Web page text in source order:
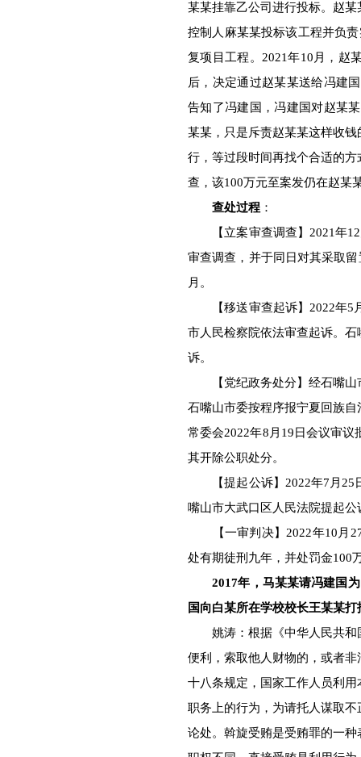
某某挂靠乙公司进行投标。赵
控制人麻某某投标该工程并负
复项目工程。2021年10月，赵
后，决定通过赵某某送给冯建
告知了冯建国，冯建国对赵某
某某，只是斥责赵某某这样收
行，等过段时间再找个合适的
查，该100万元至案发仍在赵某
查处过程 ：
【立案审查调查】2021年12
审查调查，并于同日对其采取
月。
【移送审查起诉】2022年5月
市人民检察院依法审查起诉。
诉。
【党纪政务处分】经石嘴山
石嘴山市委按程序报宁夏回族
常委会2022年8月19日会议审
其开除公职处分。
【提起公诉】2022年7月25
嘴山市大武口区人民法院提起公
【一审判决】2022年10月27
处有期徒刑九年，并处罚金100
2017年，马某某请冯建国
国向白某所在学校校长王某某
姚涛：根据《中华人民共和
便利，索取他人财物的，或者
十八条规定，国家工作人员利
职务上的行为，为请托人谋取
论处。斡旋受贿是受贿罪的一